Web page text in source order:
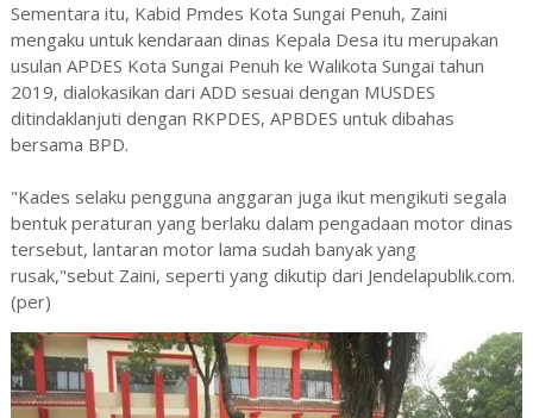
Sementara itu, Kabid Pmdes Kota Sungai Penuh, Zaini
mengaku untuk kendaraan dinas Kepala Desa itu merupakan
usulan APDES Kota Sungai Penuh ke Walikota Sungai tahun
2019, dialokasikan dari ADD sesuai dengan MUSDES
ditindaklanjuti dengan RKPDES, APBDES untuk dibahas
bersama BPD.
"Kades selaku pengguna anggaran juga ikut mengikuti segala
bentuk peraturan yang berlaku dalam pengadaan motor dinas
tersebut, lantaran motor lama sudah banyak yang
rusak,"sebut Zaini, seperti yang dikutip dari Jendelapublik.com.
(per)